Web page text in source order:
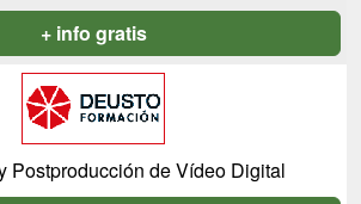
+ info gratis
Postproducción de Vídeo Digital